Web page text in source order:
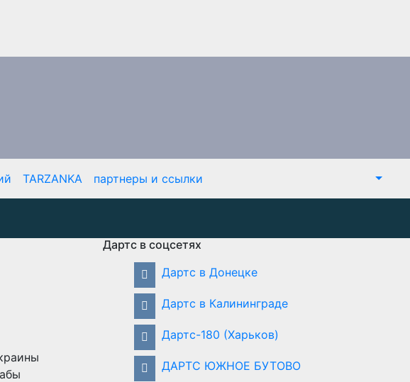
TARZANKA партнеры и ссылки
Дартс в соцсетях
Дартс в Донецке
Дартс в Калининграде
Дартс-180 (Харьков)
ДАРТС ЮЖНОЕ БУТОВО